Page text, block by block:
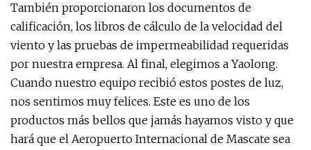
También proporcionaron los documentos de
calificación, los libros de cálculo de la velocidad del
viento y las pruebas de impermeabilidad requeridas
por nuestra empresa. Al final, elegimos a Yaolong.
Cuando nuestro equipo recibió estos postes de luz,
nos sentimos muy felices. Este es uno de los
productos más bellos que jamás hayamos visto y que
hará que el Aeropuerto Internacional de Mascate sea